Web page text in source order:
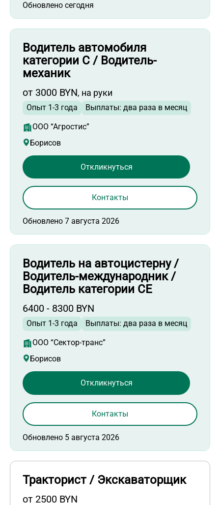
Обновлено сегодня
Водитель автомобиля
категории С / Водитель-
механик
от 3000 BYN, на руки
Опыт 1-3 года Выплаты: два раза в месяц
ООО “Агростис”
Борисов
Обновлено 7 августа 2026
Откликнуться
Контакты
Водитель на автоцистерну /
Водитель-международник /
Водитель категории СЕ
6400 - 8300 BYN
Опыт 1-3 года Выплаты: два раза в месяц
ООО “Сектор-транс”
Борисов
Обновлено 5 августа 2026
Откликнуться
Контакты
Тракторист / Экскаваторщик
от 2500 BYN